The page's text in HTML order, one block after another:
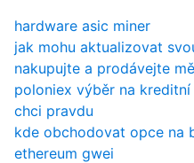
hardware asic miner
jak mohu aktualizovat
nakupujte a prodávejte
poloniex výběr na
chci pravdu
kde obchodovat opce na
ethereum gwei